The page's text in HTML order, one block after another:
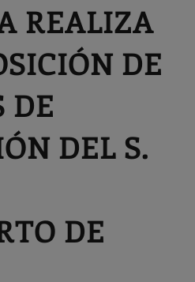
REALIZA
DE
DE
DEL S.
DE